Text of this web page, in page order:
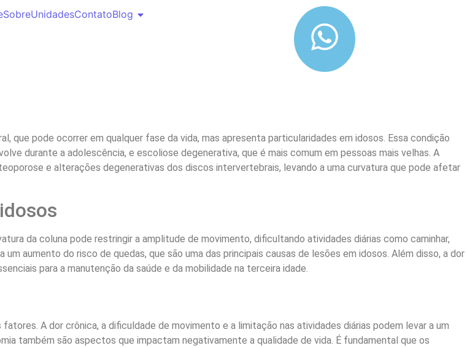
SobreUnidadesContatoBlog
que pode ocorrer em qualquer fase da vida, mas apresenta particularidades em idosos. Essa condição
durante a adolescência, e escoliose degenerativa, que é mais comum em pessoas mais velhas. A
e alterações degenerativas dos discos intervertebrais, levando a uma curvatura que pode afetar
da coluna pode restringir a amplitude de movimento, dificultando atividades diárias como caminhar,
aumento do risco de quedas, que são uma das principais causas de lesões em idosos. Além disso, a dor
para a manutenção da saúde e da mobilidade na terceira idade.
A dor crônica, a dificuldade de movimento e a limitação nas atividades diárias podem levar a um
também são aspectos que impactam negativamente a qualidade de vida. É fundamental que os